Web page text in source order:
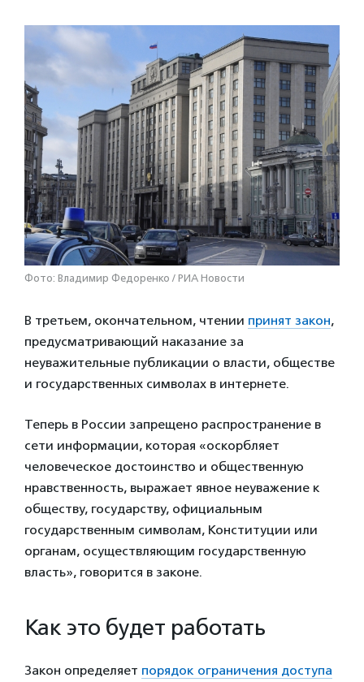
Фото: Владимир Федоренко / РИА Новости
В третьем, окончательном, чтении принят закон,
предусматривающий наказание за
неуважительные публикации о власти, обществе
и государственных символах в интернете.
Теперь в России запрещено распространение в
сети информации, которая «оскорбляет
человеческое достоинство и общественную
нравственность, выражает явное неуважение к
обществу, государству, официальным
государственным символам, Конституции или
органам, осуществляющим государственную
власть», говорится в законе.
Как это будет работать
Закон определяет порядок ограничения доступа